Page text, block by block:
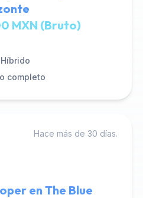
MXN (Bruto)
completo
Hace más de 30 días.
en The Blue